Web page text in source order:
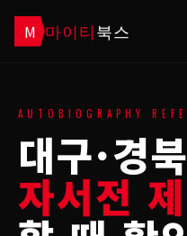
M 마이티북스
AUTOBIOGRAPHY
대구·경
자서전